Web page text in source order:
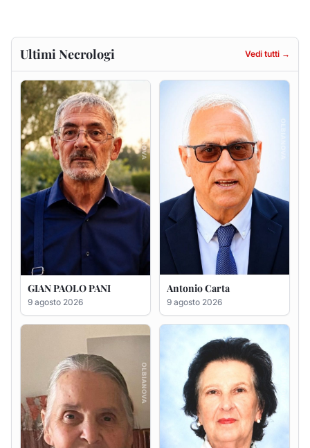
Ultimi Necrologi Vedi tutti →
GIAN PAOLO PANI
9 agosto 2026
Antonio Carta
9 agosto 2026